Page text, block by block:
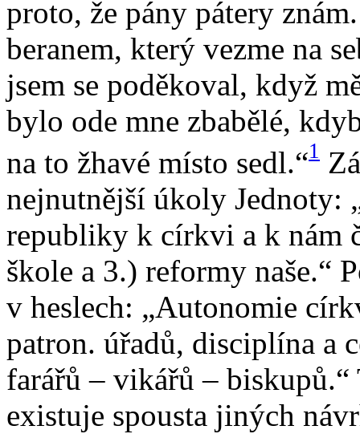
proto, že pány pátery
beranem, který vezme na
jsem se poděkoval, když
bylo ode mne zbabělé,
na to žhavé místo sedl.“1
nejnutnější úkoly Jednoty:
republiky k církvi a k nám
škole a 3.) reformy naše.“
v heslech: „Autonomie
patron. úřadů, disciplína a
farářů – vikářů –
existuje spousta jiných